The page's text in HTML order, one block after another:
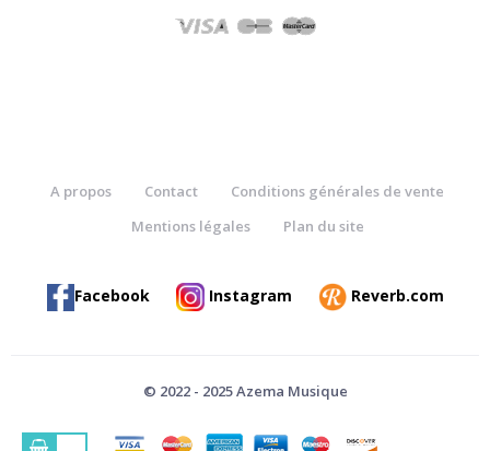
A propos Contact
Conditions générales de vente
Mentions légales
Plan du site
Facebook Instagram Reverb.com
© 2022 - 2025 Azema Musique